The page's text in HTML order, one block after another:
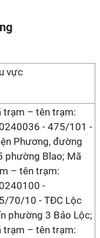
vực
trạm – tên trạm:
- 475/101 -
Phương, đường
phường Blao; Mã
– tên trạm:
-
70/10 - TĐC Lộc
phường 3 Bảo Lộc;
trạm – tên trạm: